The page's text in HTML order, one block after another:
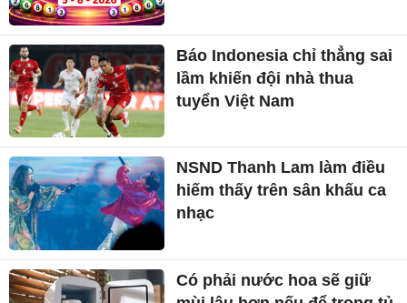
Báo Indonesia chỉ thẳng sai
lầm khiến đội nhà thua
tuyển Việt Nam
NSND Thanh Lam làm điều
hiếm thấy trên sân khấu ca
nhạc
Có phải nước hoa sẽ giữ